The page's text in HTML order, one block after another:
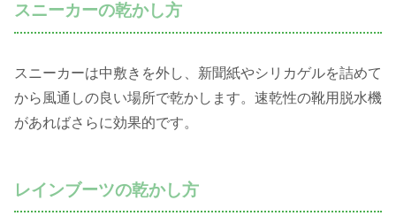
スニーカーの乾かし方
スニーカーは中敷きを外し、新聞紙やシリカゲルを詰めて
から風通しの良い場所で乾かします。速乾性の靴用脱水機
があればさらに効果的です。
レインブーツの乾かし方